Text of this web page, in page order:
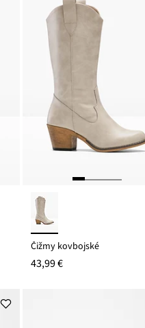
Čižmy kovbojské
43,99 €